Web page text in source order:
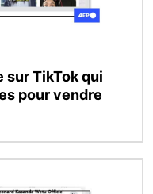
sur TikTok qui
pour vendre